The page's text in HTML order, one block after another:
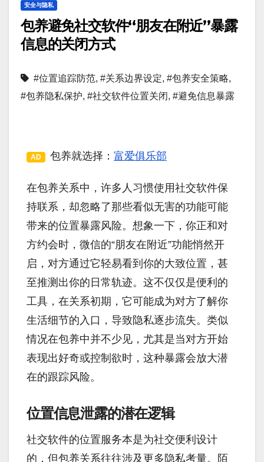
安全与隐私
包养避免社交软件“朋友在附近”暴露
信息的关闭方式
#位置追踪防范, #关系边界设定, #包养安全策略,
#包养隐私保护, #社交软件位置关闭, #避免信息暴露
AD 包养就选择： 富爱俱乐部
在包养关系中，许多人习惯使用社交软件保
持联系，却忽略了那些看似无害的功能可能
带来的位置暴露风险。想象一下，你正和对
方约会时，微信的“朋友在附近”功能悄然开
启，对方通过它轻易看到你的大致位置，甚
至推测出你的日常轨迹。这不仅仅是便利的
工具，在关系初期，它可能成为对方了解你
生活细节的入口，导致隐私逐步流失。类似
情况在包养中并不少见，尤其是当对方开始
表现出好奇或控制欲时，这种暴露会放大潜
在的跟踪风险。
位置信息泄露的潜在逻辑
社交软件的位置服务本是为社交便利设计
的，但包养关系往往涉及更多隐私考量。陌